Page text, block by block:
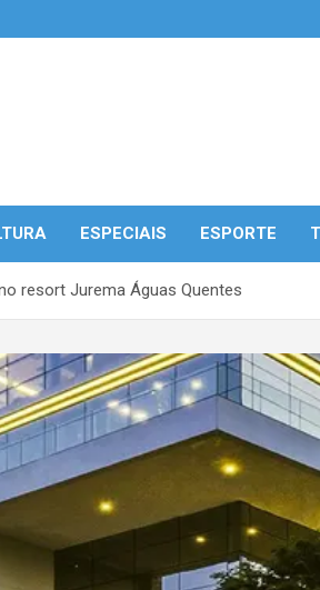
ESPECIAIS ESPORTE
resort Jurema Águas Quentes